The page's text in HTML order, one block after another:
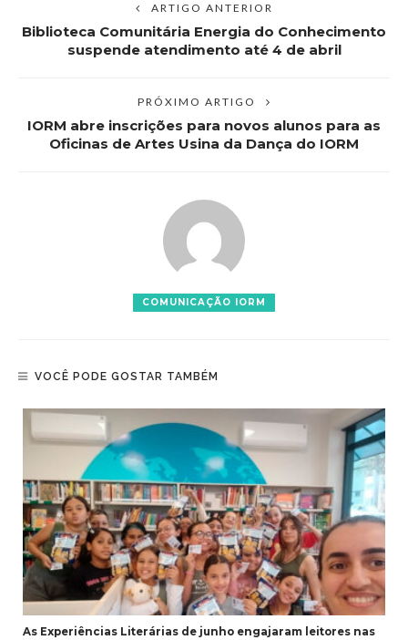
ARTIGO ANTERIOR
Biblioteca Comunitária Energia do Conhecimento
suspende atendimento até 4 de abril
PRÓXIMO ARTIGO
IORM abre inscrições para novos alunos para as
Oficinas de Artes Usina da Dança do IORM
COMUNICAÇÃO IORM
VOCÊ PODE GOSTAR TAMBÉM
As Experiências Literárias de junho engajaram leitores nas